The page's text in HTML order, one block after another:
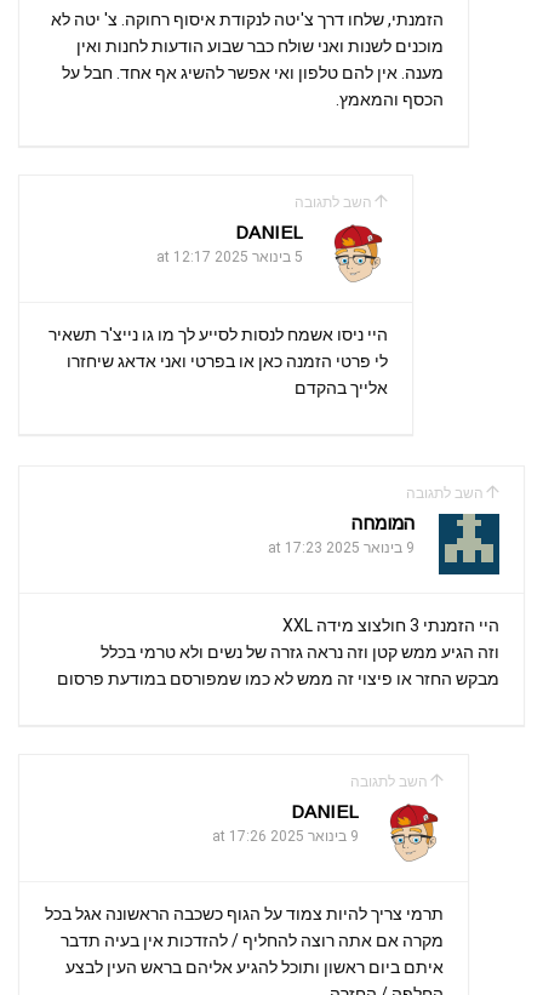
הזמנתי, שלחו דרך צ'יטה לנקודת איסוף רחוקה. צ' יטה לא
מוכנים לשנות ואני שולח כבר שבוע הודעות לחנות ואין
מענה. אין להם טלפון ואי אפשר להשיג אף אחד. חבל על
הכסף והמאמץ.
השב לתגובה
DANIEL
5 בינואר 2025 at 12:17
היי ניסו אשמח לנסות לסייע לך מו גו נייצ'ר תשאיר
לי פרטי הזמנה כאן או בפרטי ואני אדאג שיחזרו
אלייך בהקדם
השב לתגובה
המומחה
9 בינואר 2025 at 17:23
היי הזמנתי 3 חולצוצ מידה XXL
וזה הגיע ממש קטן וזה נראה גזרה של נשים ולא טרמי בכלל
מבקש החזר או פיצוי זה ממש לא כמו שמפורסם במודעת פרסום
השב לתגובה
DANIEL
9 בינואר 2025 at 17:26
תרמי צריך להיות צמוד על הגוף כשכבה הראשונה אגל בכל
מקרה אם אתה רוצה להחליף / להזדכות אין בעיה תדבר
איתם ביום ראשון ותוכל להגיע אליהם בראש העין לבצע